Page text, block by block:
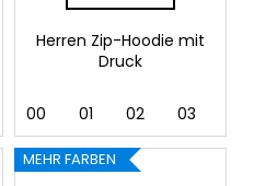
06 07
Herren Zip-Hoodie mit
Druck
00 01 02 03
MEHR FARBEN